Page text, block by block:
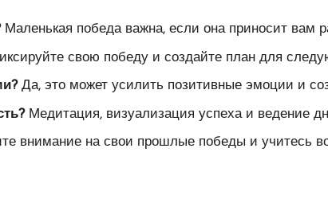
Маленькая победа важна, если она приносит вам
свою победу и создайте план для
Да, это может усилить позитивные эмоции и
Медитация, визуализация успеха и ведение
внимание на свои прошлые победы и учитесь